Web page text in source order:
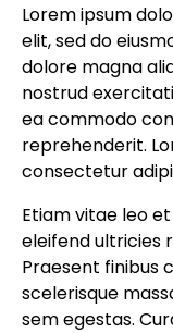
Lorem ipsum
elit, sed do
dolore magna
nostrud
ea commodo
reprehenderit.
consectetur
Etiam vitae leo
eleifend ultricies
Praesent finibus
scelerisque
sem egestas.